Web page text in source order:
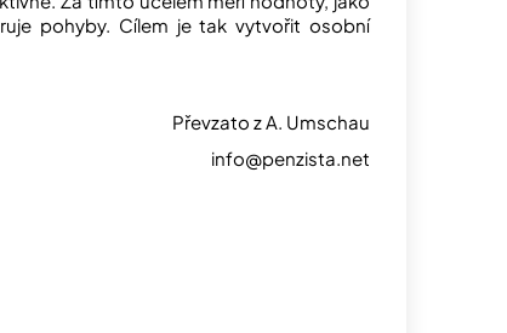
pohyby. Cílem je tak vytvořit osobní
Převzato z A. Umschau
info@penzista.net